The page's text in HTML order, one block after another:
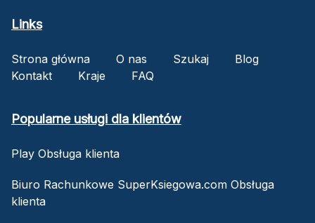
Links
Strona główna O nas Szukaj
Blog
Kontakt
Kraje FAQ
Popularne usługi dla klientów
Play Obsługa klienta
Biuro Rachunkowe SuperKsiegowa.com Obsługa
klienta